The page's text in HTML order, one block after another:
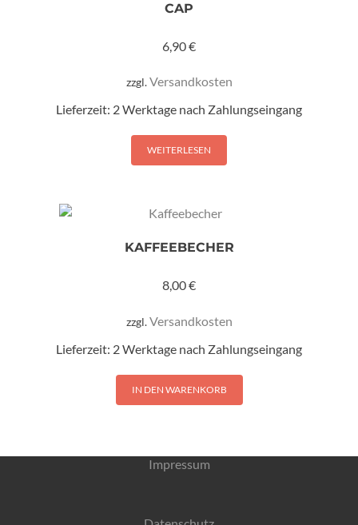
CAP
6,90€
zzgl.Versandkosten
Lieferzeit: 2 Werktage nach Zahlungseingang
WEITERLESEN
KAFFEEBECHER
8,00€
zzgl.Versandkosten
Lieferzeit: 2 Werktage nach Zahlungseingang
IN DEN WARENKORB
Impressum